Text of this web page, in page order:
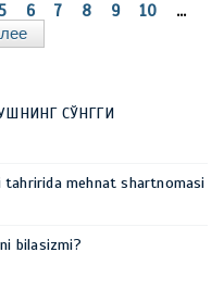
6 7 8 9 10
...
СЎНГГИ
tahririda mehnat shartnomasi
bilasizmi?